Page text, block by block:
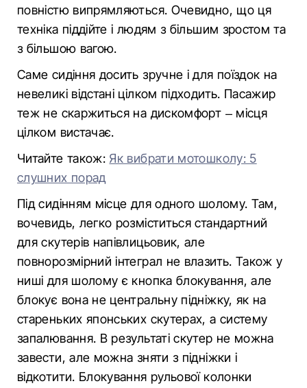
повністю випрямляються. Очевидно, що ця
техніка піддійте і людям з більшим зростом та
з більшою вагою.
Саме сидіння досить зручне і для поїздок на
невеликі відстані цілком підходить. Пасажир
теж не скаржиться на дискомфорт – місця
цілком вистачає.
Читайте також: Як вибрати мотошколу: 5
слушних порад
Під сидінням місце для одного шолому. Там,
вочевидь, легко розміститься стандартний
для скутерів напівлицьовик, але
повнорозмірний інтеграл не влазить. Також у
ниші для шолому є кнопка блокування, але
блокує вона не центральну підніжку, як на
стареньких японських скутерах, а систему
запалювання. В результаті скутер не можна
завести, але можна зняти з підніжки і
відкотити. Блокування рульової колонки